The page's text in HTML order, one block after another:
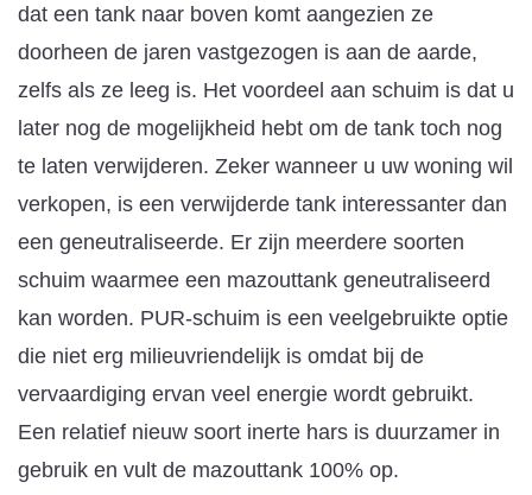
dat een tank naar boven komt aangezien ze
doorheen de jaren vastgezogen is aan de aarde,
zelfs als ze leeg is. Het voordeel aan schuim is dat u
later nog de mogelijkheid hebt om de tank toch nog
te laten verwijderen. Zeker wanneer u uw woning wil
verkopen, is een verwijderde tank interessanter dan
een geneutraliseerde. Er zijn meerdere soorten
schuim waarmee een mazouttank geneutraliseerd
kan worden. PUR-schuim is een veelgebruikte optie
die niet erg milieuvriendelijk is omdat bij de
vervaardiging ervan veel energie wordt gebruikt.
Een relatief nieuw soort inerte hars is duurzamer in
gebruik en vult de mazouttank 100% op.